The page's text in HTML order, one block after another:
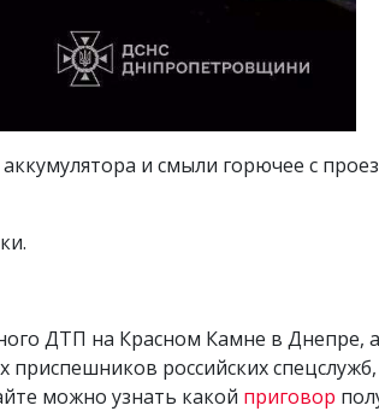
и смыли горючее с
ДТП на Красном Камне в Днепре,
приспешников российских
можно узнать какой приговор